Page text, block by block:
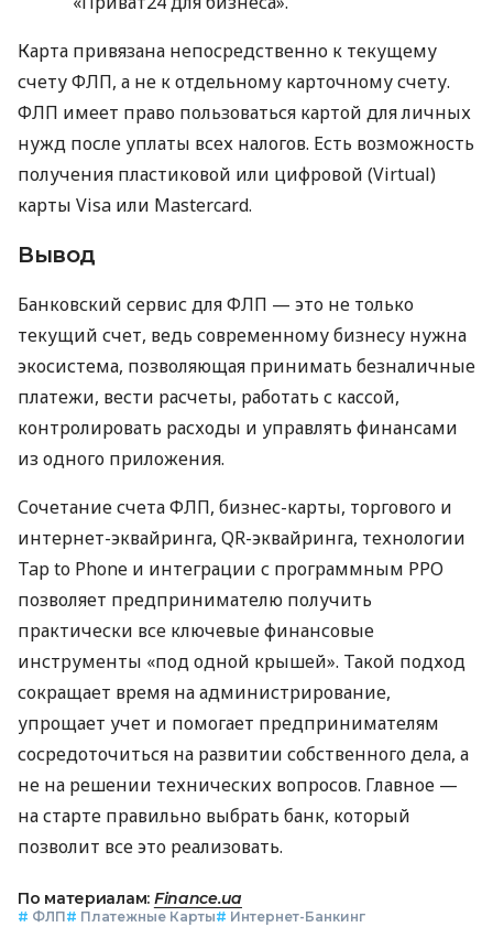
Карта привязана непосредственно к текущему
счету ФЛП, а не к отдельному карточному счету.
ФЛП имеет право пользоваться картой для личных
нужд после уплаты всех налогов. Есть возможность
получения пластиковой или цифровой (Virtual)
карты Visa или Mastercard.
Вывод
Банковский сервис для ФЛП — это не только
текущий счет, ведь современному бизнесу нужна
экосистема, позволяющая принимать безналичные
платежи, вести расчеты, работать с кассой,
контролировать расходы и управлять финансами
из одного приложения.
Сочетание счета ФЛП, бизнес-карты, торгового и
интернет-эквайринга, QR-эквайринга, технологии
Tap to Phone и интеграции с программным РРО
позволяет предпринимателю получить
практически все ключевые финансовые
инструменты «под одной крышей». Такой подход
сокращает время на администрирование,
упрощает учет и помогает предпринимателям
сосредоточиться на развитии собственного дела, а
не на решении технических вопросов. Главное —
на старте правильно выбрать банк, который
позволит все это реализовать.
По материалам: Finance.ua
# ФЛП# Платежные Карты# Интернет-Банкинг